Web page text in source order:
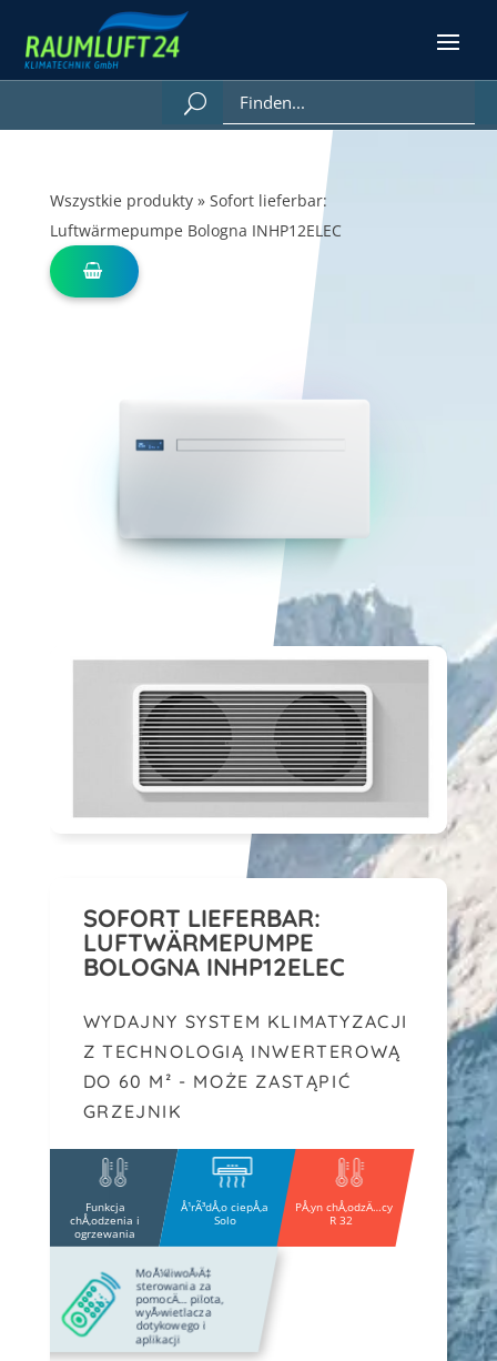
Wszystkie produkty» Sofort lieferbar:
Luftwärmepumpe Bologna INHP12ELEC
SOFORT LIEFERBAR:
LUFTWÄRMEPUMPE
BOLOGNA INHP12ELEC
WYDAJNY SYSTEM KLIMATYZACJI
Z TECHNOLOGIĄ INWERTEROWĄ
DO 60 M² - MOŻE ZASTĄPIĆ
GRZEJNIK
Funkcja
chÅ‚odzenia i
ogrzewania
Å¹rÃ³dÅ‚o ciepÅ‚a
Solo
PÅ‚yn chÅ‚odzÄ…cy
R 32
MoÅ¼liwoÅ›Ä‡
sterowania za
pomocÄ… pilota,
wyÅ›wietlacza
dotykowego i
aplikacji